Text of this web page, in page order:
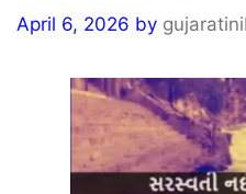
April 6, 2026 by